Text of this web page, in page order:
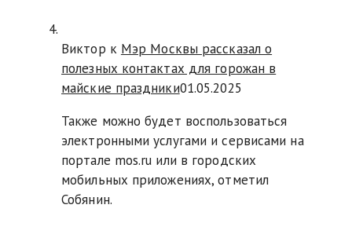
Виктор к Мэр Москвы рассказал о
полезных контактах для горожан в
майские праздники01.05.2025
Также можно будет воспользоваться
электронными услугами и сервисами на
портале mos.ru или в городских
мобильных приложениях, отметил
Собянин.